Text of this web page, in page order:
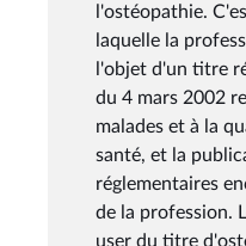
l'ostéopathie.
laquelle la
l'objet d'un titre
du 4 mars 2002
malades et à la
santé, et la
réglementaires
de la profession.
user du titre